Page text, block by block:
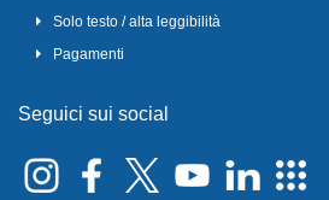
Solo testo / alta leggibilità
Pagamenti
Seguici sui social